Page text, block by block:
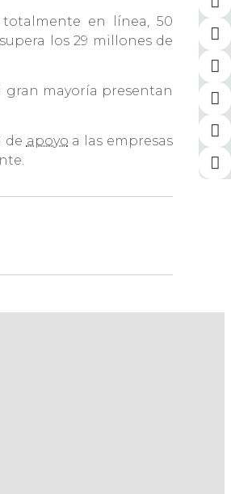
en línea, 50
los 29 millones de
gran mayoría presentan
de apoyo a las empresas